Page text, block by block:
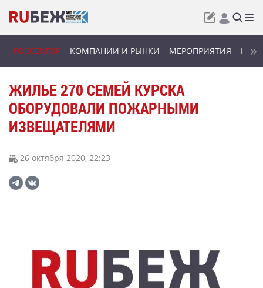
ГОССЕКТОР КОМПАНИИ И РЫНКИ МЕРОПРИЯТИЯ
ЖИЛЬЕ 270 СЕМЕЙ КУРСКА
ОБОРУДОВАЛИ ПОЖАРНЫМИ
ИЗВЕЩАТЕЛЯМИ
26 октября 2020, 22:23